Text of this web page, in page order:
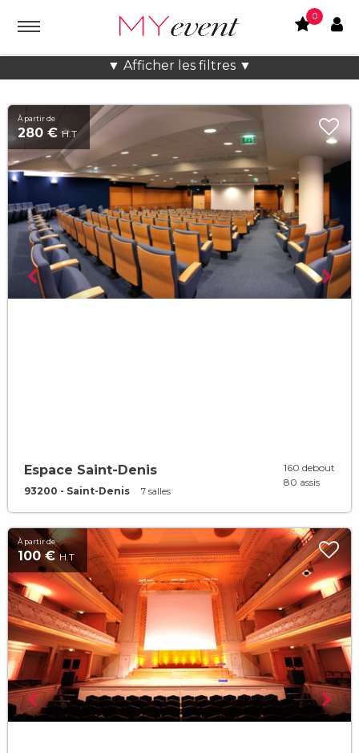
0
▼ Afficher les filtres ▼
Location lieux et salles atypiques
À partir de
280 €H.T
Espace Saint-Denis
93200 - Saint-Denis 7 salles
160 debout
80 assis
À partir de
100 €H.T